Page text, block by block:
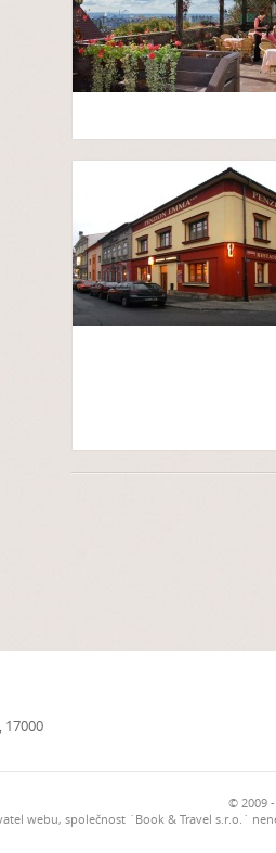
17000
© 2009
webu, společnost `Book & Travel s.r.o.`